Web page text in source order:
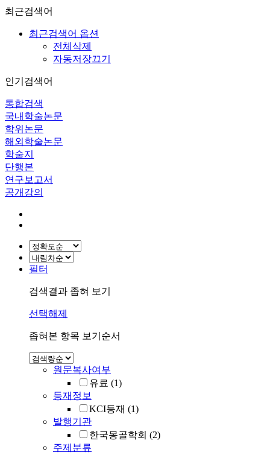
최근검색어
최근검색어 옵션
전체삭제
자동저장끄기
인기검색어
통합검색
국내학술논문
학위논문
해외학술논문
학술지
단행본
연구보고서
공개강의
필터
검색결과 좁혀 보기
선택해제
좁혀본 항목 보기순서
원문복사여부
유료 (1)
등재정보
KCI등재 (1)
발행기관
한국몽골학회 (2)
주제분류